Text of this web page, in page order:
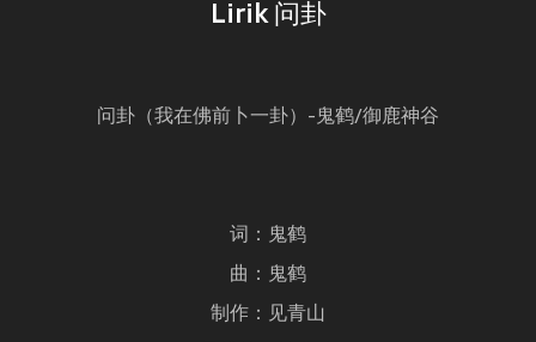
Lirik 问卦
问卦（我在佛前卜一卦）-鬼鹤/御鹿神谷
词：鬼鹤
曲：鬼鹤
制作：见青山